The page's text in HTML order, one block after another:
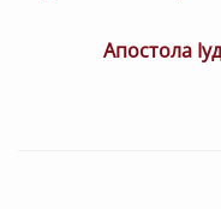
Апостола